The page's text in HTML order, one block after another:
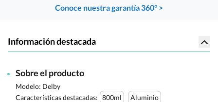
Conoce nuestra garantía 360° >
Información destacada
Sobre el producto
Modelo: Delby
Características destacadas: 800ml
Aluminio